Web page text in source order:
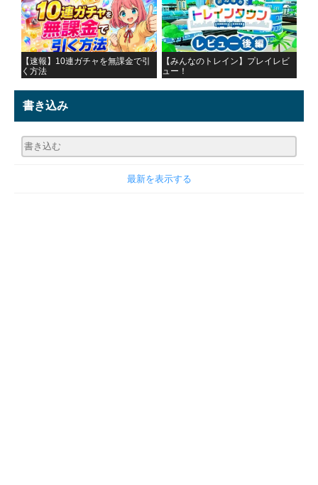
【速報】10連ガチャを無課金で引
く方法
【みんなのトレイン】プレイレビ
ュー！
書き込み
最新を表示する